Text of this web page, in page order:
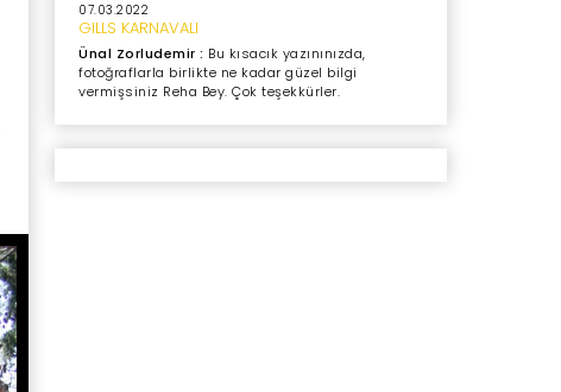
07.03.2022
GILLS KARNAVALI
Ünal Zorludemir : Bu kısacık yazınınızda,
fotoğraflarla birlikte ne kadar güzel bilgi
vermişsiniz Reha Bey. Çok teşekkürler.